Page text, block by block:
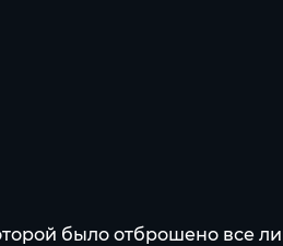
было отброшено все